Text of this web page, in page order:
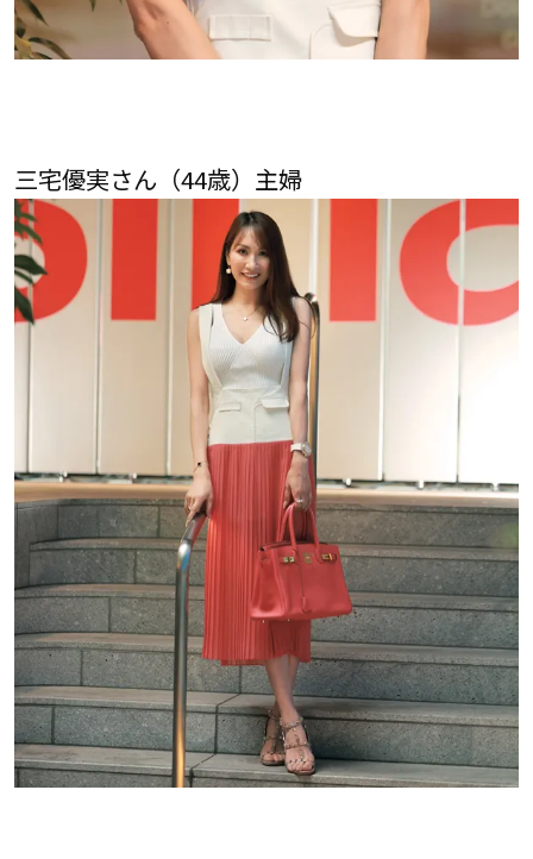
三宅優実さん（44歳）主婦